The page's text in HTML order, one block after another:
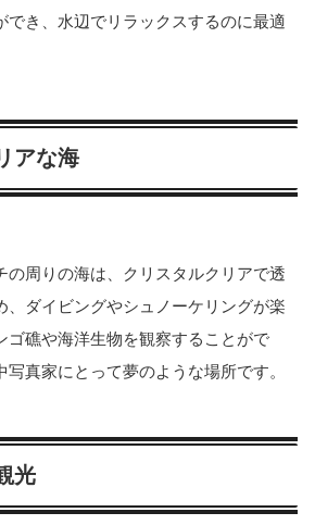
でき、水辺でリラックスするのに最適
アな海
の周りの海は、クリスタルクリアで透
、ダイビングやシュノーケリングが楽
ゴ礁や海洋生物を観察することがで
写真家にとって夢のような場所です。
光